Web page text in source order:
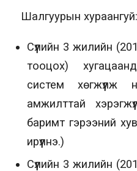
Шалгуурын хураангуй:
Сүүлийн 3 жилийн
тооцох)
систем хөгжүүлж
амжилттай
баримт гэрээний
ирүүлнэ.)
Сүүлийн 3 жилийн